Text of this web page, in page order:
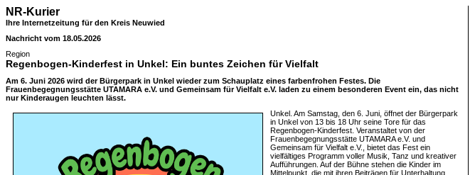
NR-Kurier
Ihre Internetzeitung für den Kreis Neuwied
Nachricht vom 18.05.2026
Region
Regenbogen-Kinderfest in Unkel: Ein buntes Zeichen für Vielfalt
Am 6. Juni 2026 wird der Bürgerpark in Unkel wieder zum Schauplatz eines farbenfrohen Festes. Die
Frauenbegegnungsstätte UTAMARA e.V. und Gemeinsam für Vielfalt e.V. laden zu einem besonderen Event ein, das nicht
nur Kinderaugen leuchten lässt.
Unkel. Am Samstag, den 6. Juni, öffnet der Bürgerpark
in Unkel von 13 bis 18 Uhr seine Tore für das
Regenbogen-Kinderfest. Veranstaltet von der
Frauenbegegnungsstätte UTAMARA e.V. und
Gemeinsam für Vielfalt e.V., bietet das Fest ein
vielfältiges Programm voller Musik, Tanz und kreativer
Aufführungen. Auf der Bühne stehen die Kinder im
Mittelpunkt, die mit ihren Beiträgen für Unterhaltung